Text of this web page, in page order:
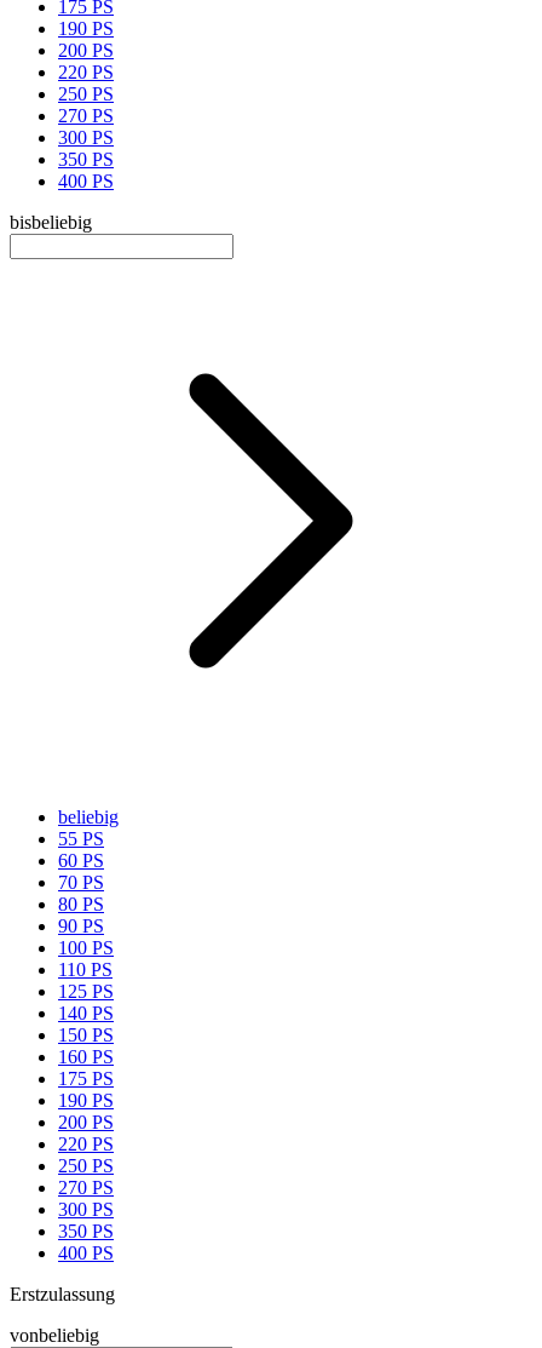
175 PS
190 PS
200 PS
220 PS
250 PS
270 PS
300 PS
350 PS
400 PS
bisbeliebig
beliebig
55 PS
60 PS
70 PS
80 PS
90 PS
100 PS
110 PS
125 PS
140 PS
150 PS
160 PS
175 PS
190 PS
200 PS
220 PS
250 PS
270 PS
300 PS
350 PS
400 PS
Erstzulassung
vonbeliebig